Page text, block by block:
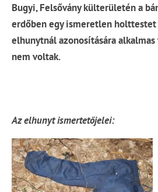
Bugyi, Felsővány külterületén a
erdőben egy ismeretlen holttestet
elhunytnál azonosítására alkalmas
nem voltak.
Az elhunyt ismertetőjelei: